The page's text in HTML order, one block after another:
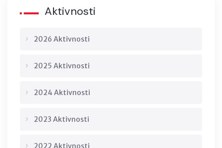
Aktivnosti
2026 Aktivnosti
2025 Aktivnosti
2024 Aktivnosti
2023 Aktivnosti
2022 Aktivnosti